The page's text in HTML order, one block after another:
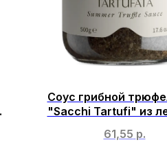
Соус грибной
"Sacchi Tartufi" из
61,55 р.